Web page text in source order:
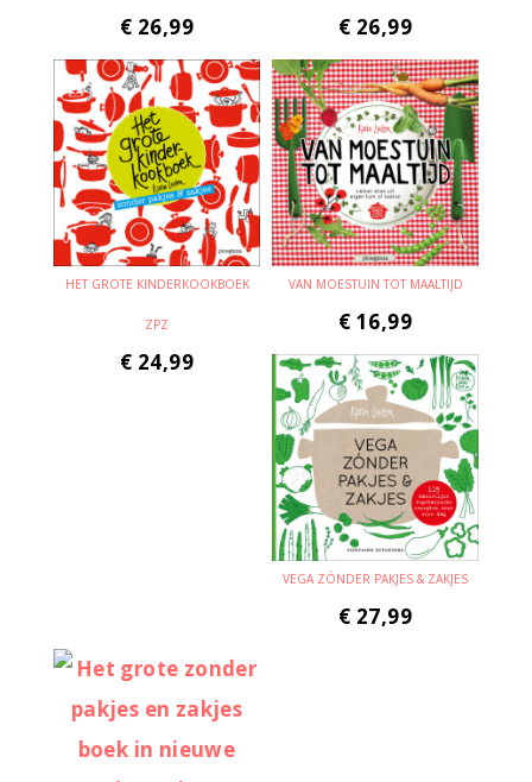
€ 26,99 € 26,99
HET GROTE KINDERKOOKBOEK
ZPZ
€ 24,99
VAN MOESTUIN TOT MAALTIJD
€ 16,99
VEGA ZÓNDER PAKJES & ZAKJES
€ 27,99